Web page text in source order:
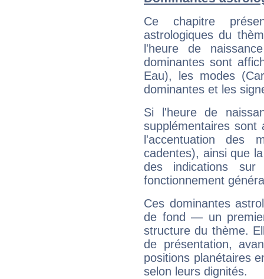
Ce chapitre
astrologiques du
l'heure de
dominantes sont
Eau), les modes
dominantes et les
Si l'heure de
supplémentaires sont
l'accentuation des
cadentes), ainsi que
des indications sur
fonctionnement
Ces dominantes
de fond — un
structure du thème.
de présentation,
positions planétaires
selon leurs dignités.